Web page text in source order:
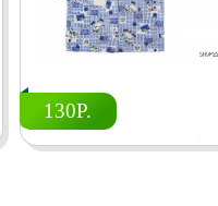
130Р.